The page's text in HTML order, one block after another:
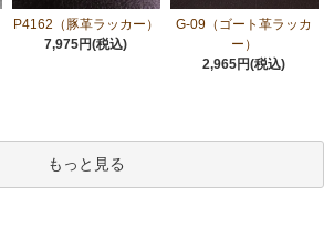
P4162（豚革ラッカー）
7,975円(税込)
G-09（ゴート革ラッカ
ー）
2,965円(税込)
もっと見る